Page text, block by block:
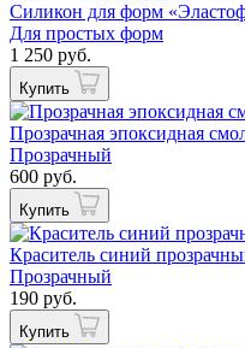
Силикон для форм
Для простых форм
1 250 руб.
Купить
Прозрачная эпоксидная
Прозрачный
600 руб.
Купить
Краситель синий
Прозрачный
190 руб.
Купить